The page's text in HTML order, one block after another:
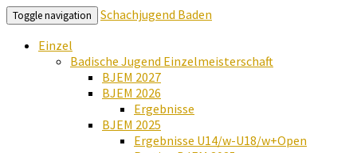
Toggle navigation
Schachjugend Baden
Einzel
Badische Jugend Einzelmeisterschaft
BJEM 2027
BJEM 2026
Ergebnisse
BJEM 2025
Ergebnisse U14/w-U18/w+Open